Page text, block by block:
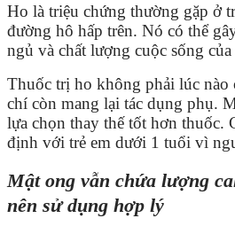
Ho là triệu chứng thường gặp ở
đường hô hấp trên. Nó có thể
ngủ và chất lượng cuộc sống
Thuốc trị ho không phải lúc nào
chí còn mang lại tác dụng phụ.
lựa chọn thay thế tốt hơn thuốc.
định với trẻ em dưới 1 tuổi vì
Mật ong vẫn chứa lượng
nên sử dụng hợp lý